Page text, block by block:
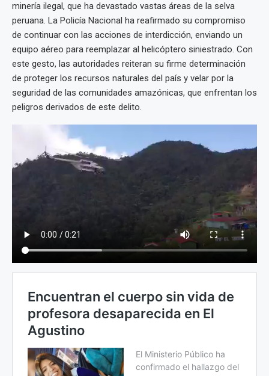
minería ilegal, que ha devastado vastas áreas de la selva
peruana. La Policía Nacional ha reafirmado su compromiso
de continuar con las acciones de interdicción, enviando un
equipo aéreo para reemplazar al helicóptero siniestrado. Con
este gesto, las autoridades reiteran su firme determinación
de proteger los recursos naturales del país y velar por la
seguridad de las comunidades amazónicas, que enfrentan los
peligros derivados de este delito.